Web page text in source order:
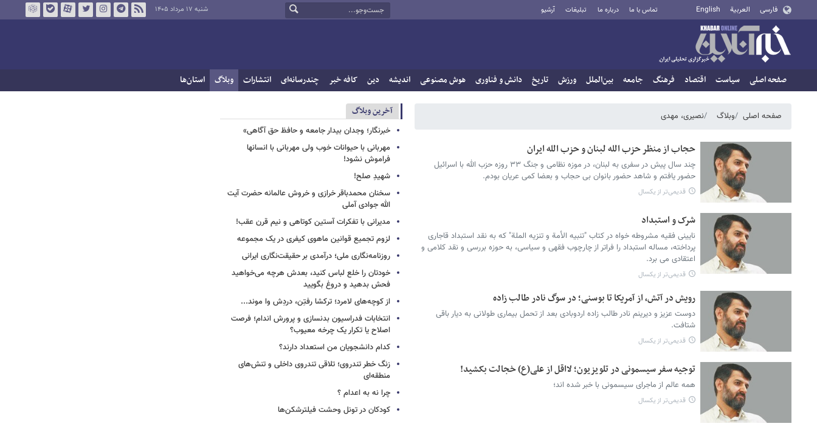
فارسی العربية English تماس با ما درباره ما تبلیغات آرشیو شنبه ۱۷ مرداد ۱۴۰۵
صفحه اصلی سیاست اقتصاد فرهنگ جامعه بین‌الملل ورزش تاریخ دانش و فناوری هوش مصنوعی اندیشه دین کافه خبر چندرسانه‌ای انتشارات وبلاگ استان‌ها
صفحه اصلی وبلاگ نصیری، مهدی
حجاب از منظر حزب الله لبنان و حزب الله ایران
چند سال پیش در سفری به لبنان، در موزه نظامی و جنگ ۳۳ روزه حزب الله با اسرائیل
حضور یافتم و شاهد حضور بانوان بی حجاب و بعضا کمی عریان بودم.
قدیمی‌تر از یکسال
شرک و استبداد
نایینی فقیه مشروطه خواه در کتاب "تنبیه الأمة و تنزیه الملة" که به نقد استبداد قاجاری
پرداخته، مساله استبداد را فراتر از چارچوب فقهی و سیاسی، به حوزه بررسی و نقد کلامی و
اعتقادی می برد.
قدیمی‌تر از یکسال
رویش در آتش، از آمریکا تا بوسنی؛ در سوگ نادر طالب زاده
دوست عزیز و دیرینم نادر طالب زاده اردوبادی بعد از تحمل بیماری طولانی به دیار باقی
شتافت.
قدیمی‌تر از یکسال
توجیه سفر سیسمونی در تلویزیون؛ لااقل از علی(ع) خجالت بکشید!
همه عالم از ماجرای سیسمونی با خبر شده اند؛
قدیمی‌تر از یکسال
آخرین وبلاگ
خبرنگار؛ وجدان بیدار جامعه و حافظ حق آگاهی»
مهربانی با حیوانات خوب ولی مهربانی با انسانها
فراموش نشود!
شهیدِ صلح!
سخنان محمدباقر خرازی و خروش عالمانه حضرت آیت
الله جوادی آملی
مدیرانی با تفکرات آستین کوتاهی و نیم قرن عقب!
لزوم تجمیع قوانین ماهوی کیفری در یک مجموعه
روزنامه‌نگاری ملی؛ درآمدی بر حقیقت‌نگاری ایرانی
خودتان را خلع لباس کنید، بعدش هرچه می‌خواهید
فحش بدهید و دروغ بگویید
از کوچه‌های لامرد؛ ترکشا رفتِن، دردِش وا موند...
انتخابات فدراسیون بدنسازی و پرورش اندام؛ فرصت
اصلاح یا تکرار یک چرخه معیوب؟
کدام دانشجویان من استعداد دارند؟
زنگ خطر تندروی؛ تلاقی تندروی داخلی و تنش‌های
منطقه‌ای
چرا نه به اعدام ؟
کودکان در تونل وحشت فیلترشکن‌ها